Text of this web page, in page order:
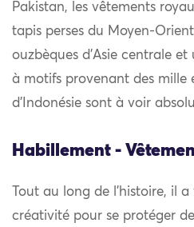
Pakistan, les vêtements
tapis perses du Moyen-
ouzbèques d’Asie centrale et
à motifs provenant des mille
d’Indonésie sont à voir
Habillement -
Tout au long de l’histoire, il
créativité pour se protéger